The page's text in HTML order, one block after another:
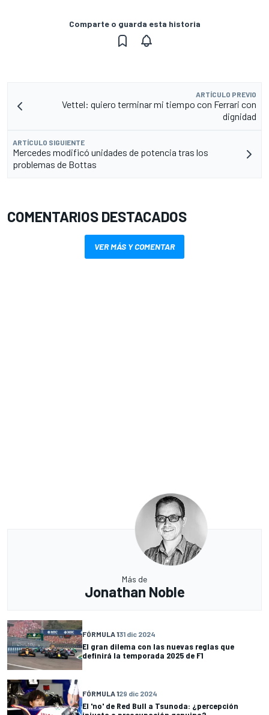
Comparte o guarda esta historia
ARTÍCULO PREVIO
Vettel: quiero terminar mi tiempo con Ferrari con
dignidad
ARTÍCULO SIGUIENTE
Mercedes modificó unidades de potencia tras los
problemas de Bottas
COMENTARIOS DESTACADOS
VER MÁS Y COMENTAR
Más de
Jonathan Noble
FÓRMULA 131 dic 2024
El gran dilema con las nuevas reglas que
definirá la temporada 2025 de F1
FÓRMULA 129 dic 2024
El 'no' de Red Bull a Tsunoda: ¿percepción